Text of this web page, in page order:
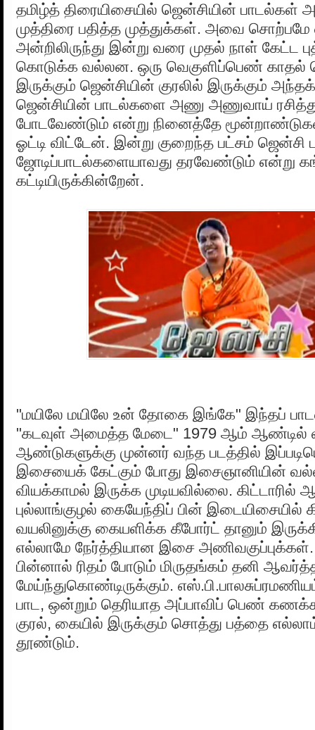
தமிழ்த் திரையிசையில் ஜென்சியின் பாடல்கள்
முத்திரை பதித்த முத்துக்கள். அவை சொற்பமே
அன்றிலிருந்து இன்று வரை முதல் நாள் கேட்ட
கொடுக்க வல்லன. ஒரு வெகுளிப்பெண் காதல்
இருக்கும் ஜென்சியின் குரலில் இருக்கும்
ஜென்சியின் பாடல்களை அணு அணுவாய்
போடவேண்டும் என்று நினைத்தே
ஓட்டி விட்டேன். இன்று குறைந்த பட்சம் ஜென்சி
ஜோடிப்பாடல்களையாவது தரவேண்டும் என்று
கட்டியிருக்கின்றேன்.
"மயிலே மயிலே உன் தோகை இங்கே" இந்தப்
"கடவுள் அமைத்த மேடை" 1979 ஆம் ஆண்டில்
ஆண்டுகளுக்கு முன்னர் வந்த படத்தில்
இசையைக் கேட்கும் போது இசைஞானியின்
வியக்காமல் இருக்க முடியவில்லை. கிட்டாரில்
புல்லாங்குழல் கையேந்திப் பின் இடையிசையில்
வயலினுக்கு கையளிக்க கீபோர்ட் தானும்
எல்லாமே நேர்த்தியான இசை அணிவகுப்புக்கள்.
பின்னால் ரிதம் போடும் மிருதங்கம் தனி
மேய்ந்துகொண்டிருக்கும்.
பாட, ஒன்றும் தெரியாத அப்பாவிப் பெண்
குரல், கையில் இருக்கும் சொத்து பத்தை
தூண்டும்.